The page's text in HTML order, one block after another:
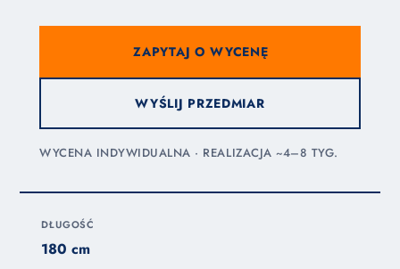
ZAPYTAJ O WYCENĘ
WYŚLIJ PRZEDMIAR
WYCENA INDYWIDUALNA · REALIZACJA ~4–8 TYG.
DŁUGOŚĆ
180 cm